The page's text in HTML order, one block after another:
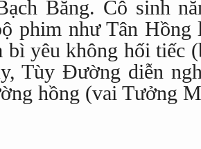
Băng. Cô sinh
phim như Tân
bì yêu không hối tiếc
Tùy Đường diễn
hồng (vai Tưởng